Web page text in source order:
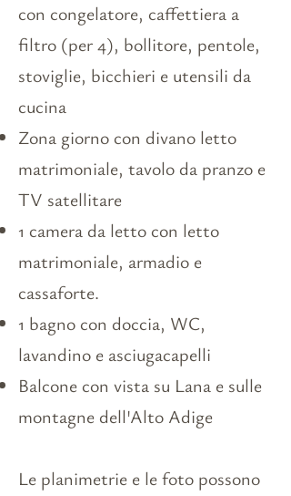
con congelatore, caffettiera a
filtro (per 4), bollitore, pentole,
stoviglie, bicchieri e utensili da
cucina
Zona giorno con divano letto
matrimoniale, tavolo da pranzo e
TV satellitare
1 camera da letto con letto
matrimoniale, armadio e
cassaforte.
1 bagno con doccia, WC,
lavandino e asciugacapelli
Balcone con vista su Lana e sulle
montagne dell'Alto Adige
Le planimetrie e le foto possono